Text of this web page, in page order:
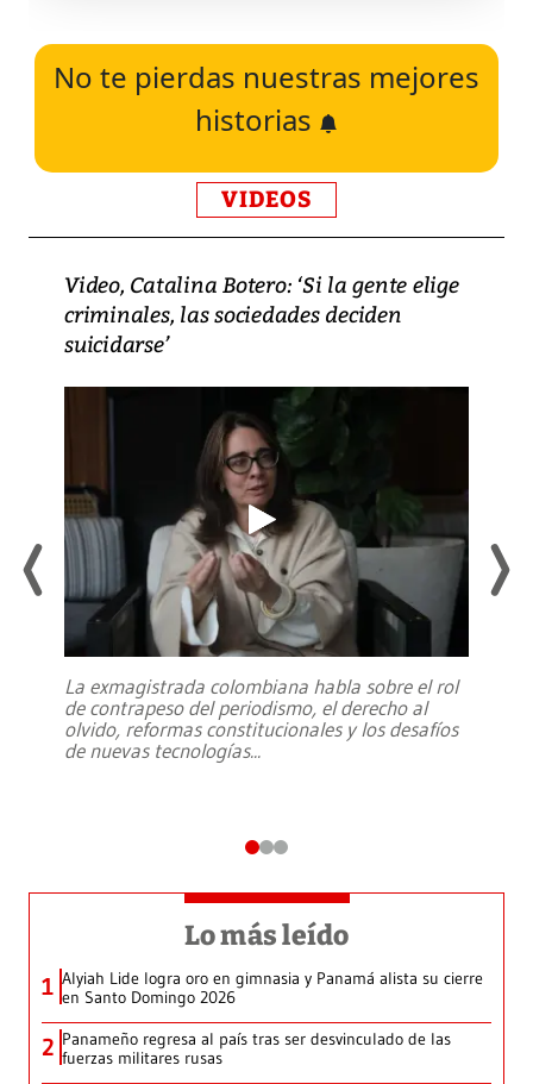
No te pierdas nuestras mejores
historias
VIDEOS
Video, Catalina Botero: ‘Si la gente elige
criminales, las sociedades deciden
suicidarse’
La exmagistrada colombiana habla sobre el rol
de contrapeso del periodismo, el derecho al
olvido, reformas constitucionales y los desafíos
de nuevas tecnologías...
Lo más leído
1 Alyiah Lide logra oro en gimnasia y Panamá alista su cierre
en Santo Domingo 2026
2 Panameño regresa al país tras ser desvinculado de las
fuerzas militares rusas